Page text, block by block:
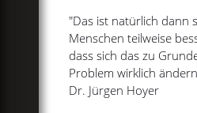
"Das ist natürlich dann
Menschen teilweise
dass sich das zu
Problem wirklich
Dr. Jürgen Hoyer